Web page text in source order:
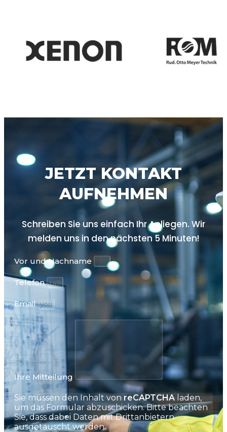
JETZT KONTAKT
AUFNEHMEN
Schreiben Sie uns einfach Ihr Anliegen. Wir
melden uns in den nächsten5 Minuten!
Vor und Nachname
Telefon
Email
Ihre Mitteilung
Sie müssen den Inhalt von reCAPTCHA laden,
um das Formular abzuschicken. Bitte beachten
Sie, dass dabei Daten mit Drittanbietern
ausgetauscht werden.